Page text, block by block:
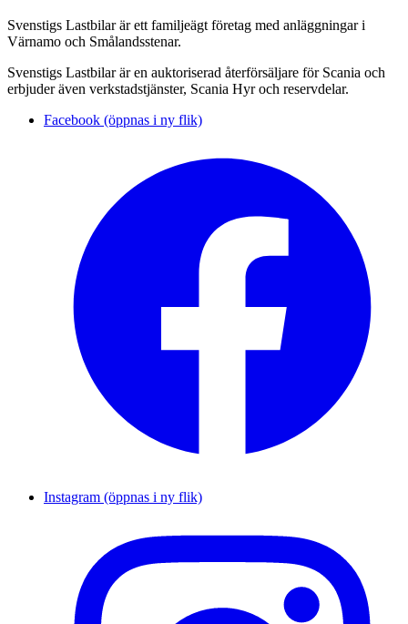
Svenstigs Lastbilar är ett familjeägt företag med anläggningar i
Värnamo och Smålandsstenar.
Svenstigs Lastbilar är en auktoriserad återförsäljare för Scania och
erbjuder även verkstadstjänster, Scania Hyr och reservdelar.
Facebook (öppnas i ny flik)
Instagram (öppnas i ny flik)